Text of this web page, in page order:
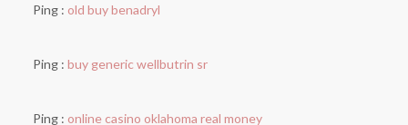
Ping : old buy benadryl
Ping : buy generic wellbutrin sr
Ping : online casino oklahoma real money